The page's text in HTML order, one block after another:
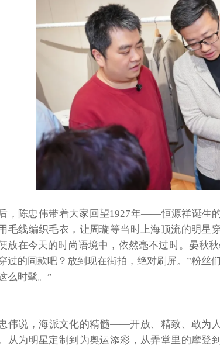
，陈忠伟带着大家回望1927年——恒源祥诞生
毛线编织毛衣，让周璇等当时上海顶流的明星
放在今天的时尚语境中，依然毫不过时。晏秋
过的同款吧？放到现在街拍，绝对刷屏。”粉丝
么时髦。”
伟说，海派文化的精髓——开放、精致、敢为
从为明星定制到为奥运添彩，从弄堂里的摩登